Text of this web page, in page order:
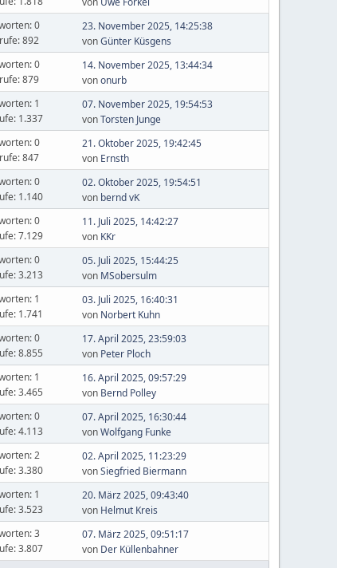
0
892
23. November 2025, 14:25:38
vonGünter Küsgens
0
879
14. November 2025, 13:44:34
vononurb
1
1.337
07. November 2025, 19:54:53
vonTorsten Junge
0
847
21. Oktober 2025, 19:42:45
von Ernsth
0
1.140
02. Oktober 2025, 19:54:51
von bernd vK
0
7.129
11. Juli 2025, 14:42:27
von KKr
0
3.213
05. Juli 2025, 15:44:25
von MSobersulm
1
1.741
03. Juli 2025, 16:40:31
von Norbert Kuhn
0
8.855
17. April 2025, 23:59:03
von Peter Ploch
1
3.465
16. April 2025, 09:57:29
von Bernd Polley
0
4.113
07. April 2025, 16:30:44
vonWolfgang Funke
2
3.380
02. April 2025, 11:23:29
vonSiegfried Biermann
1
3.523
20. März 2025, 09:43:40
von Helmut Kreis
3
3.807
07. März 2025, 09:51:17
von Der Küllenbahner